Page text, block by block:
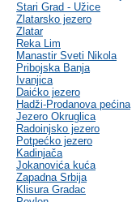
Stari Grad - Užice
Zlatarsko jezero
Zlatar
Reka Lim
Manastir Sveti Nikola
Pribojska Banja
Ivanjica
Daićko jezero
Hadži-Prodanova pećina
Jezero Okruglica
Radoinjsko jezero
Potpećko jezero
Kadinjača
Jokanovića kuća
Zapadna Srbija
Klisura Gradac